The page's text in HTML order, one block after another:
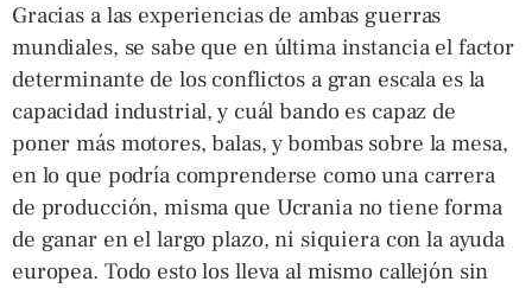
Gracias a las experiencias de ambas guerras
mundiales, se sabe que en última instancia el factor
determinante de los conflictos a gran escala es la
capacidad industrial, y cuál bando es capaz de
poner más motores, balas, y bombas sobre la mesa,
en lo que podría comprenderse como una carrera
de producción, misma que Ucrania no tiene forma
de ganar en el largo plazo, ni siquiera con la ayuda
europea. Todo esto los lleva al mismo callejón sin